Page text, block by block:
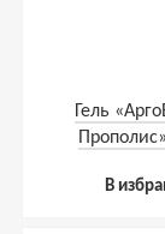
Гель
В